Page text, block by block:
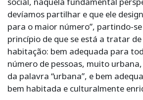
devíamos partilhar e que ele
para o maior número”, partindo-
princípio de que se está a tratar
habitação: bem adequada para
número de pessoas, muito
da palavra “urbana”, e bem
bem habitada e culturalmente